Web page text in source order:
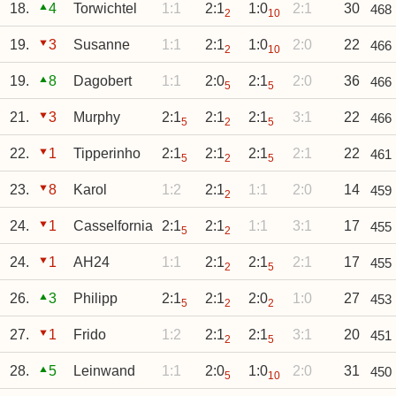
18. 4 Torwichtel 1:1 2:12 1:010 2:1 30 468
19. 3 Susanne 1:1 2:12 1:010 2:0 22 466
19. 8 Dagobert 1:1 2:05 2:15 2:0 36 466
21. 3 Murphy 2:15 2:12 2:15 3:1 22 466
22. 1 Tipperinho 2:15 2:12 2:15 2:1 22 461
23. 8 Karol 1:2 2:12 1:1 2:0 14 459
24. 1 Casselfornia 2:15 2:12 1:1 3:1 17 455
24. 1 AH24 1:1 2:12 2:15 2:1 17 455
26. 3 Philipp 2:15 2:12 2:02 1:0 27 453
27. 1 Frido 1:2 2:12 2:15 3:1 20 451
28. 5 Leinwand 1:1 2:05 1:010 2:0 31 450